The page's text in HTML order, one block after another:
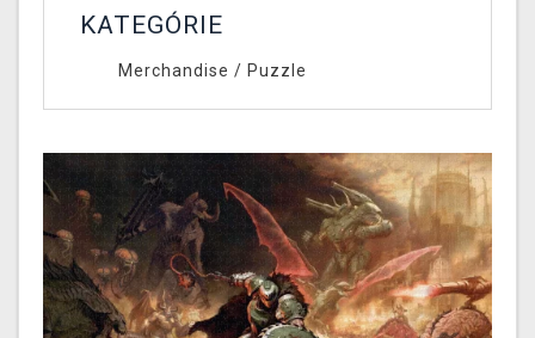
KATEGÓRIE
Merchandise / Puzzle